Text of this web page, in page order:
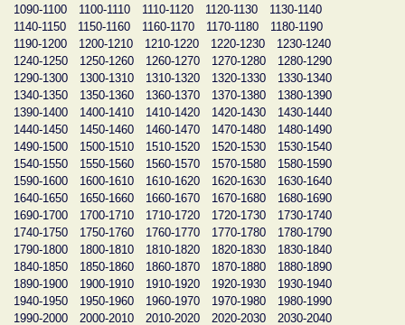
1090-1100
1100-1110 1110-1120 1120-1130
1130-1140
1140-1150
1150-1160 1160-1170 1170-1180
1180-1190
1190-1200
1200-1210 1210-1220 1220-1230
1230-1240
1240-1250
1250-1260 1260-1270 1270-1280
1280-1290
1290-1300
1300-1310 1310-1320 1320-1330
1330-1340
1340-1350
1350-1360 1360-1370 1370-1380
1380-1390
1390-1400
1400-1410 1410-1420 1420-1430
1430-1440
1440-1450
1450-1460 1460-1470 1470-1480
1480-1490
1490-1500
1500-1510 1510-1520 1520-1530
1530-1540
1540-1550
1550-1560 1560-1570 1570-1580
1580-1590
1590-1600
1600-1610 1610-1620 1620-1630
1630-1640
1640-1650
1650-1660 1660-1670 1670-1680
1680-1690
1690-1700
1700-1710 1710-1720 1720-1730
1730-1740
1740-1750
1750-1760 1760-1770 1770-1780
1780-1790
1790-1800
1800-1810 1810-1820 1820-1830
1830-1840
1840-1850
1850-1860 1860-1870 1870-1880
1880-1890
1890-1900
1900-1910 1910-1920 1920-1930
1930-1940
1940-1950
1950-1960 1960-1970 1970-1980
1980-1990
1990-2000
2000-2010 2010-2020 2020-2030
2030-2040